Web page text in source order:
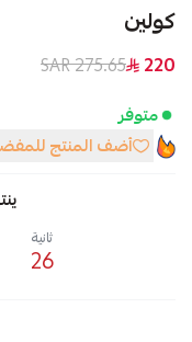
كولين
220
275.65 SAR
متوفر
أضف المنتج
25
ثانية